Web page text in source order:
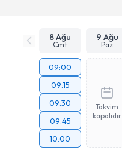
8 Ağu
Cmt
9 Ağu
Paz
09:00
09:15
09:30
09:45
10:00
Takvim
kapalıdır